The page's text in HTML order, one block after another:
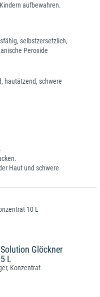
aufbewahren.
selbstzersetzlich,
Peroxide
hautätzend, schwere
Haut und schwere
10 L
Glöckner
L
Konzentrat